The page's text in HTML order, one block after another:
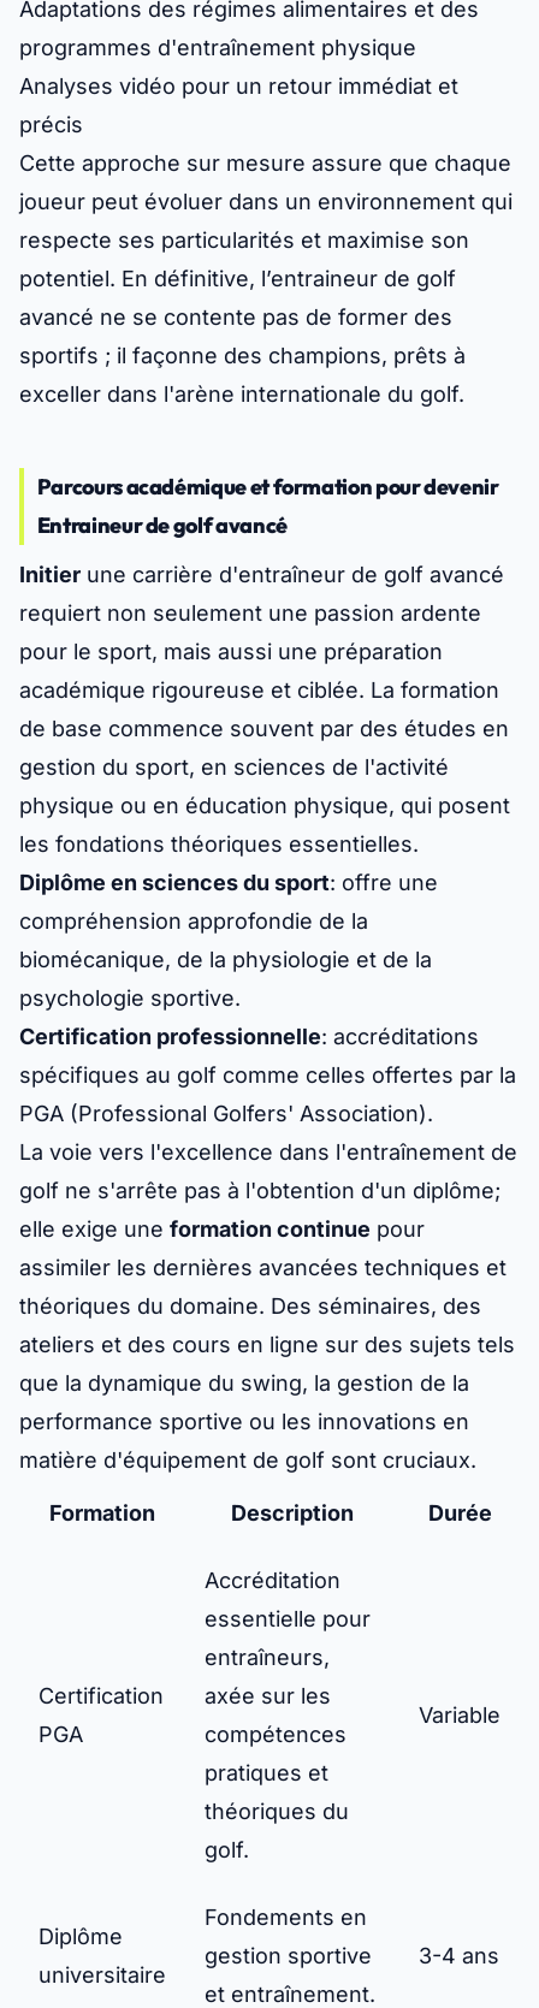
Adaptations des régimes alimentaires et des
programmes d'entraînement physique
Analyses vidéo pour un retour immédiat et
précis
Cette approche sur mesure assure que chaque
joueur peut évoluer dans un environnement qui
respecte ses particularités et maximise son
potentiel. En définitive, l’entraineur de golf
avancé ne se contente pas de former des
sportifs ; il façonne des champions, prêts à
exceller dans l'arène internationale du golf.
Parcours académique et formation pour devenir
Entraineur de golf avancé
Initier une carrière d'entraîneur de golf avancé
requiert non seulement une passion ardente
pour le sport, mais aussi une préparation
académique rigoureuse et ciblée. La formation
de base commence souvent par des études en
gestion du sport, en sciences de l'activité
physique ou en éducation physique, qui posent
les fondations théoriques essentielles.
Diplôme en sciences du sport: offre une
compréhension approfondie de la
biomécanique, de la physiologie et de la
psychologie sportive.
Certification professionnelle: accréditations
spécifiques au golf comme celles offertes par la
PGA (Professional Golfers' Association).
La voie vers l'excellence dans l'entraînement de
golf ne s'arrête pas à l'obtention d'un diplôme;
elle exige une formation continue pour
assimiler les dernières avancées techniques et
théoriques du domaine. Des séminaires, des
ateliers et des cours en ligne sur des sujets tels
que la dynamique du swing, la gestion de la
performance sportive ou les innovations en
matière d'équipement de golf sont cruciaux.
Formation Description Durée
Certification
PGA
Accréditation
essentielle pour
entraîneurs,
axée sur les
compétences
pratiques et
théoriques du
golf.
Variable
Diplôme
universitaire
Fondements en
gestion sportive
et entraînement.
3-4 ans